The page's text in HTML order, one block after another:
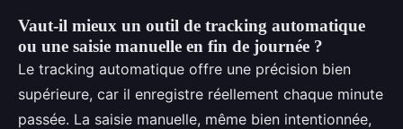
Vaut-il mieux un outil de tracking automatique
ou une saisie manuelle en fin de journée ?
Le tracking automatique offre une précision bien
supérieure, car il enregistre réellement chaque minute
passée. La saisie manuelle, même bien intentionnée,